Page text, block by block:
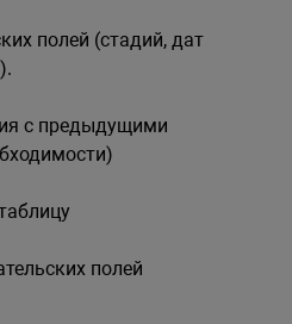
заполнять
boolean
=>
установке в true
полей (стадий, дат
с предыдущими
полей